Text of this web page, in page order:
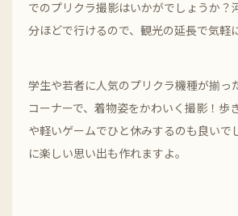
でのプリクラ撮影はいかがでしょうか？
分ほどで行けるので、観光の延長で気軽
学生や若者に人気のプリクラ機種が揃っ
コーナーで、着物姿をかわいく撮影！歩
や軽いゲームでひと休みするのも良いで
に楽しい思い出も作れますよ。